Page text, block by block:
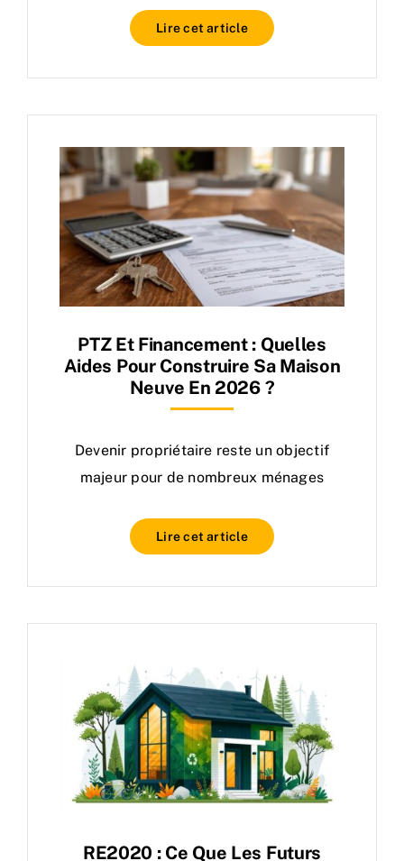
Lire cet article
PTZ Et Financement : Quelles
Aides Pour Construire Sa Maison
Neuve En 2026 ?
Devenir propriétaire reste un objectif
majeur pour de nombreux ménages
Lire cet article
RE2020 : Ce Que Les Futurs